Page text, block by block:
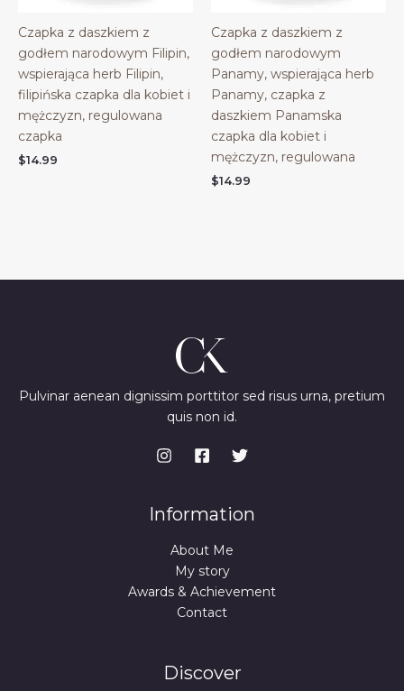
Czapka z daszkiem z
godłem narodowym Filipin,
wspierająca herb Filipin,
filipińska czapka dla kobiet i
mężczyzn, regulowana
czapka
$14.99
Czapka z daszkiem z
godłem narodowym
Panamy, wspierająca herb
Panamy, czapka z
daszkiem Panamska
czapka dla kobiet i
mężczyzn, regulowana
$14.99
Pulvinar aenean dignissim porttitor sed risus urna, pretium
quis non id.
Information
About Me
My story
Awards & Achievement
Contact
Discover